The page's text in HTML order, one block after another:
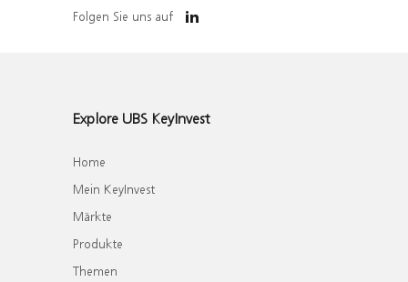
Folgen Sie uns auf
Explore UBS KeyInvest
Home
Mein KeyInvest
Märkte
Produkte
Themen